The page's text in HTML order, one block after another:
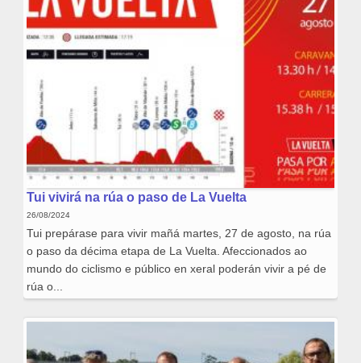
Tui vivirá na rúa o paso de La Vuelta
26/08/2024
Tui prepárase para vivir mañá martes, 27 de agosto, na rúa
o paso da décima etapa de La Vuelta. Afeccionados ao
mundo do ciclismo e público en xeral poderán vivir a pé de
rúa o...